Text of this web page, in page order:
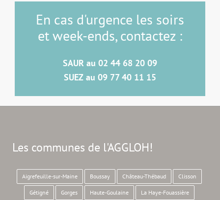
En cas d'urgence les soirs
et week-ends, contactez :
SAUR au 02 44 68 20 09
SUEZ au 09 77 40 11 15
Les communes de l'AGGLOH!
Aigrefeuille-sur-Maine Boussay Château-Thébaud Clisson
Gétigné Gorges Haute-Goulaine La Haye-Fouassière